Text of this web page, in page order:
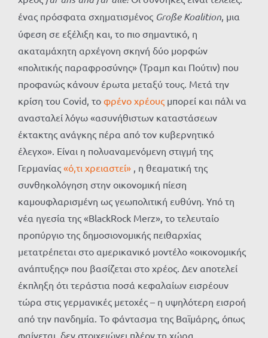
ένας πρόσφατα σχηματισμένος Große Koalition, μια
ύφεση σε εξέλιξη και, το πιο σημαντικό, η
ακαταμάχητη αρχέγονη σκηνή δύο μορφών
«πολιτικής παραφροσύνης» (Τραμπ και Πούτιν) που
προφανώς κάνουν έρωτα μεταξύ τους. Μετά την
κρίση του Covid, το φρένο χρέους μπορεί και πάλι να
ανασταλεί λόγω «ασυνήθιστων καταστάσεων
έκτακτης ανάγκης πέρα ​​από τον κυβερνητικό
έλεγχο». Είναι η πολυαναμενόμενη στιγμή της
Γερμανίας «ό,τι χρειαστεί» , η θεαματική της
συνθηκολόγηση στην οικονομική πίεση
καμουφλαρισμένη ως γεωπολιτική ευθύνη. Υπό τη
νέα ηγεσία της «BlackRock Merz», το τελευταίο
προπύργιο της δημοσιονομικής πειθαρχίας
μετατρέπεται στο αμερικανικό μοντέλο «οικονομικής
ανάπτυξης» που βασίζεται στο χρέος. Δεν αποτελεί
έκπληξη ότι τεράστια ποσά κεφαλαίων εισρέουν
τώρα στις γερμανικές μετοχές – η υψηλότερη εισροή
από την πανδημία. Το φάντασμα της Βαϊμάρης, όπως
φαίνεται, δεν στοιχειώνει πλέον τη χώρα.